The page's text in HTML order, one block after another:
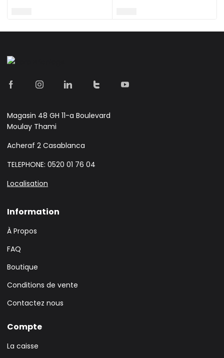
Magasin 48 GH 11-a Boulevard
Moulay Thami
Acheraf 2 Casablanca
TELEPHONE: 0520 01 76 04
Localisation
Information
À Propos
FAQ
Boutique
Conditions de vente
Contactez nous
Compte
La caisse